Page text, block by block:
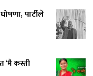
पार्टीले
‘मै कस्ती